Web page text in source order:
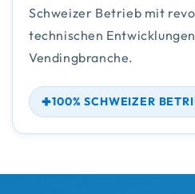
Schweizer Betrieb mit
technischen
Vendingbranche.
100% SCHWEIZER